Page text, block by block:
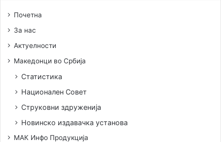
Почетна
За нас
Актуелности
Македонци во Србија
Статистика
Национален Совет
Струковни здруженија
Новинско издавачка установа
МАК Инфо Продукција